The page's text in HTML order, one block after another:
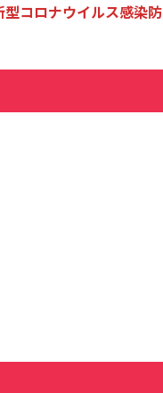
コロナウイルス感染防